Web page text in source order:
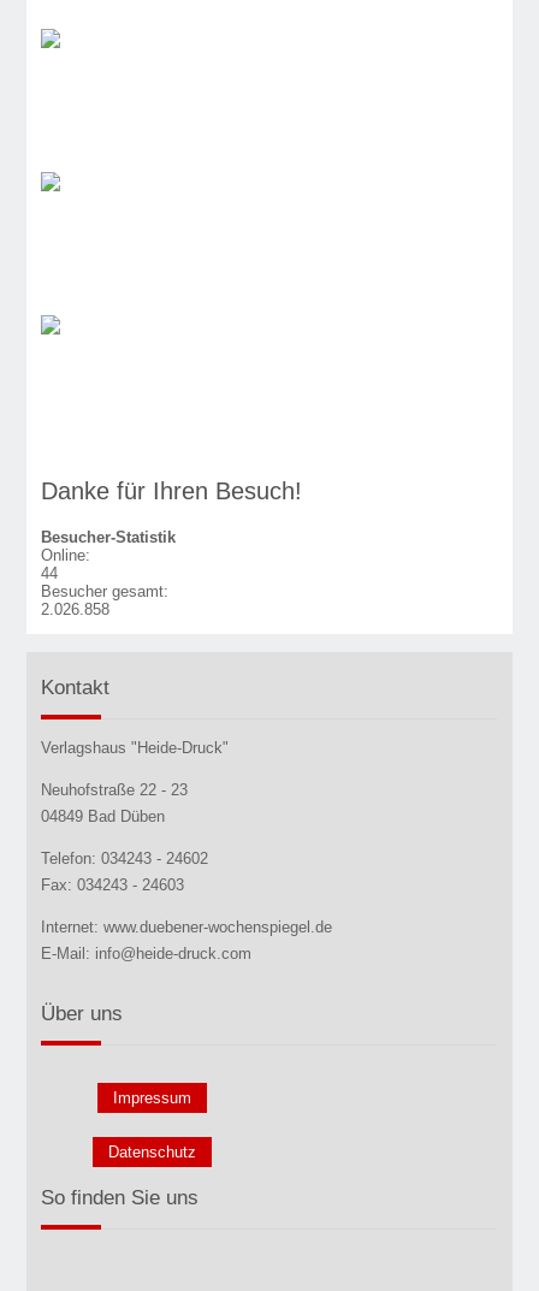
Danke für Ihren Besuch!
Besucher-Statistik
Online:
44
Besucher gesamt:
2.026.858
Kontakt
Verlagshaus "Heide-Druck"
Neuhofstraße 22 - 23
04849 Bad Düben
Telefon: 034243 - 24602
Fax: 034243 - 24603
Internet: www.duebener-wochenspiegel.de
E-Mail: info@heide-druck.com
Über uns
Impressum
Datenschutz
So finden Sie uns